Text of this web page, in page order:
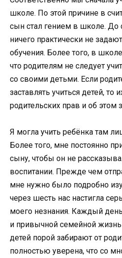
школе. По этой причине в
сын стал гением в школе. До
ничего практически не
обучения. Более того, в
что родителям не следует
со своими детьми. Если
заставлять учиться детей, то
родительских прав и об этом
Я могла учить ребёнка там
Более того, мне постоянно
сыну, чтобы он не
воспитании. Прежде чем
мне нужно было подробно
через шесть нас настигла
моего незнания. Каждый
и привычной семейной
детей порой забирают от
полностью уверена, что со